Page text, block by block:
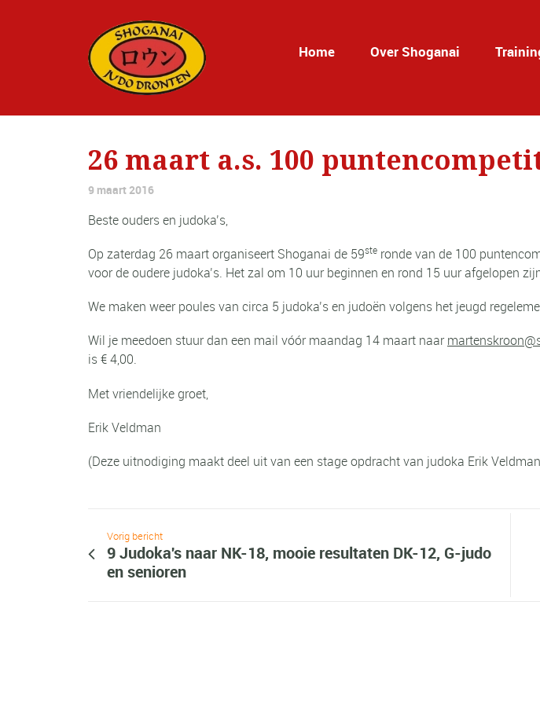
Home Over Shoganai
26 maart a.s. 100
9 maart 2016
Beste ouders en judoka’s,
Op zaterdag 26 maart organiseert Shoganai de 59ste ronde van de 100
voor de oudere judoka’s. Het zal om 10 uur beginnen en rond 15 uur afgelopen
We maken weer poules van circa 5 judoka’s en judoën volgens het jeugd
Wil je meedoen stuur dan een mail vóór maandag 14 maart naar
is € 4,00.
Met vriendelijke groet,
Erik Veldman
(Deze uitnodiging maakt deel uit van een stage opdracht van judoka Erik
Vorig bericht
9 Judoka's naar NK-18, mooie resultaten DK-12, G-judo
en senioren